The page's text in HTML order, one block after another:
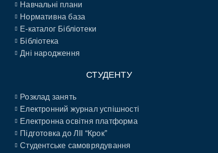
Навчальні плани
Нормативна база
E-каталог Бібліотеки
Бібліотека
Дні народження
СТУДЕНТУ
Розклад занять
Електронний журнал успішності
Електронна освітня платформа
Підготовка до ЛІІ “Крок”
Студентське самоврядування